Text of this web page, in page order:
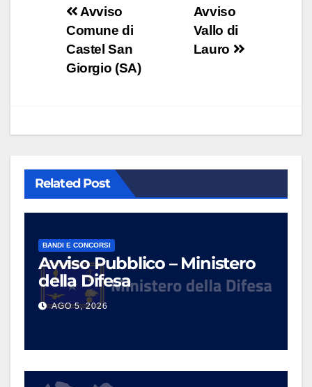
Navigazione
articoli
Avviso
Vallo di
Lauro
Avviso
Comune di
Castel San
Giorgio (SA)
Related Post
BANDI E CONCORSI
Avviso Pubblico – Ministero
della Difesa
AGO 5, 2026